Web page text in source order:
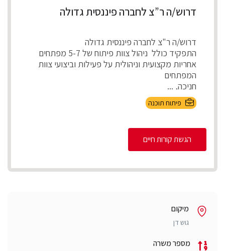
דרוש/ה ר”צ לחברה פיננסית גדולה
דרוש/ה ר"צ לחברה פיננסית גדולה
התפקיד כולל ניהול צוות פיתוח של 5-7 מפתחים
אחריות מקצועית וניהולית על פעילות וביצועי צוות
המפתחים
חניכה, ...
פיתוח תוכנה
הגשת קורות חיים
מיקום
גוש דן
מספר משרה